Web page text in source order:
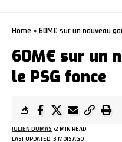
Home » 60M€ sur un nouveau
60M€ sur un
le PSG fonce
LAST UPDATED: 3 MOIS AGO
JULIEN DUMAS 2 MIN READ